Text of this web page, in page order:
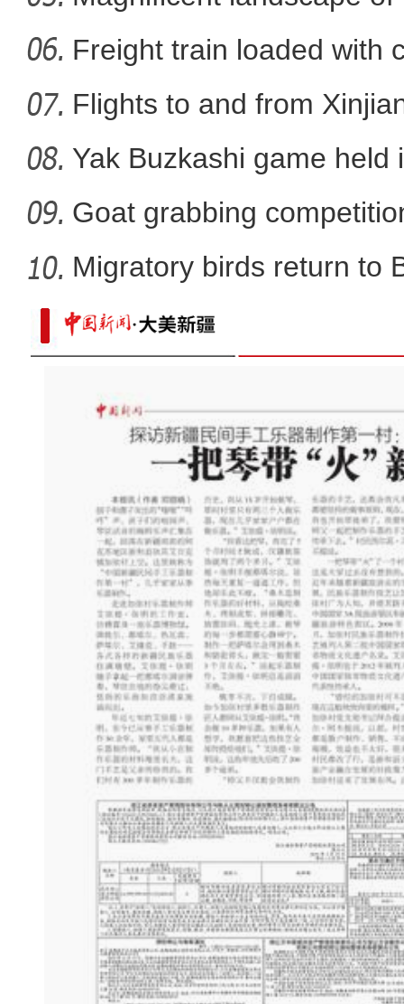
新疆兵团：卫星定位戈壁滩
La
Freight train loaded with
Flights to and from
Yak Buzkashi game held
Goat grabbing
Migratory birds return to